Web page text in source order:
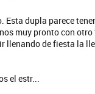
Esta dupla parece
muy pronto con
llenando de fiesta la
el estr...